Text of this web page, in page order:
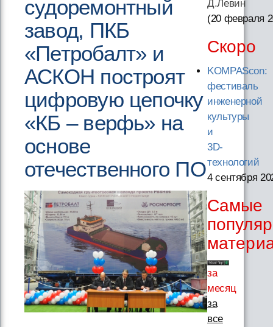
судоремонтный
завод, ПКБ
«Петробалт» и
АСКОН построят
цифровую цепочку
«КБ – верфь» на
основе
отечественного ПО
Д.Левин
(20 февраля
Скоро
KOMPAScon:
фестиваль
инженерной
культуры
и
3D-
технологий
4 сентября
Самые
за
месяц
за
все